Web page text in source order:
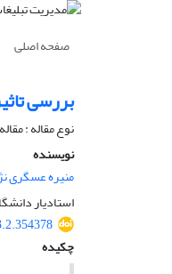
صفحه اصلی
بررسی
نوع مقاله :
نویسنده
منیره عسگری
استادیار
چکیده